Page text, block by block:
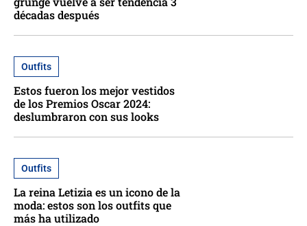
décadas después
Outfits
Estos fueron los mejor vestidos
de los Premios Oscar 2024:
deslumbraron con sus looks
Outfits
La reina Letizia es un icono de la
moda: estos son los outfits que
más ha utilizado